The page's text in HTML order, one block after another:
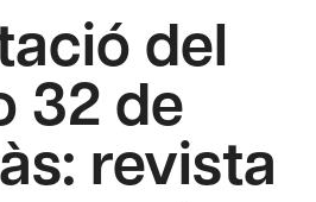
del
32 de
revista